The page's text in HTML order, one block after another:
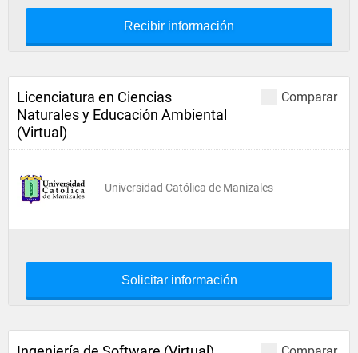
Recibir información
Comparar
Licenciatura en Ciencias
Naturales y Educación Ambiental
(Virtual)
Universidad Católica de Manizales
Solicitar información